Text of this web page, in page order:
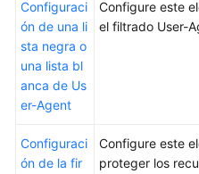
Configuraci
ón de una li
sta negra o
una lista bl
anca de Us
er-Agent
Configure este
el filtrado User-
Configuraci
ón de la fir
Configure este
proteger los